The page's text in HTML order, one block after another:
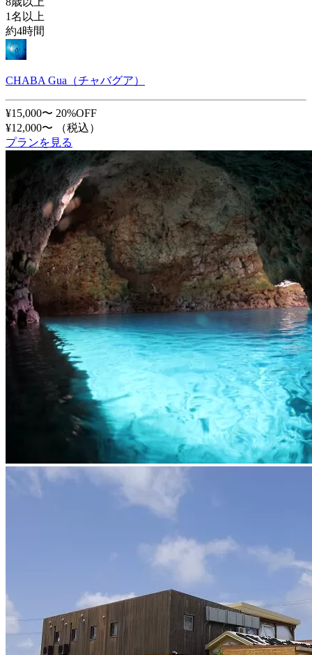
1名以上
約4時間
CHABA Gua（チャバグア）
¥15,000〜 20%OFF
¥12,000〜
（税込）
プランを見る